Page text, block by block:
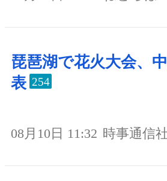
琵琶湖で花火大会、
表 254
08月10日 11:32 時事通信